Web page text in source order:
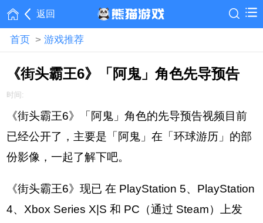
返回
首页 > 游戏推荐
《街头霸王6》「阿鬼」角色先导预告
时间:
《街头霸王6》「阿鬼」角色的先导预告视频目前
已经公开了，主要是「阿鬼」在「环球游历」的部
份影像，一起了解下吧。
《街头霸王6》现已 在 PlayStation 5、PlayStation
4、Xbox Series X|S 和 PC（通过 Steam）上发